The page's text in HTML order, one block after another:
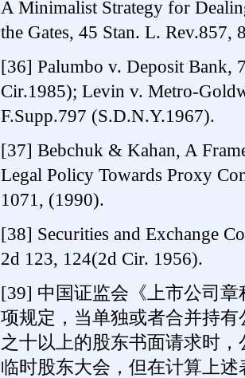
A Minimalist Strategy for
the Gates, 45 Stan. L. Rev.857,
[36] Palumbo v. Deposit Bank,
Cir.1985); Levin v. Metro-
F.Supp.797 (S.D.N.Y.1967).
[37] Bebchuk & Kahan, A
Legal Policy Towards Proxy
1071, (1990).
[38] Securities and Exchange
2d 123, 124(2d Cir. 1956).
[39] 中国证监会《上市公司
项规定，当单独或者合并持
之十以上的股东书面请求时
临时股东大会，但在计算上